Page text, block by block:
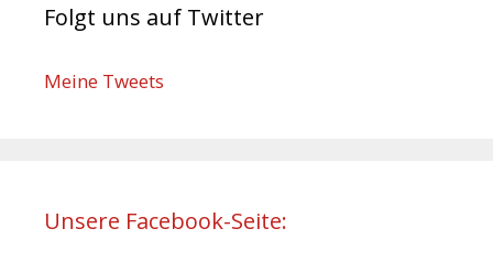
Folgt uns auf Twitter
Meine Tweets
Unsere Facebook-Seite: